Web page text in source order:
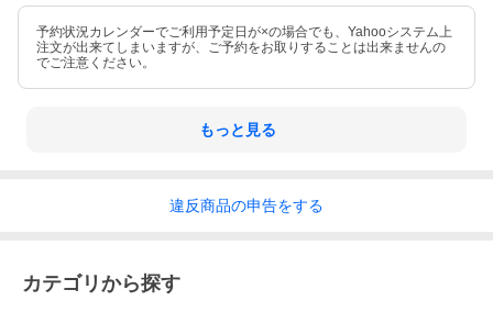
※作り帯・筥迫セット・草履・バッグのレンタルで
す。
※表示価格は帯単品レンタルご希望の方の価格にな
予約状況カレンダーでご利用予定日が×の場合でも、Yahooシステム上
注文が出来てしまいますが、ご予約をお取りすることは出来ませんの
でご注意ください。
もっと見る
違反商品の申告をする
カテゴリから探す